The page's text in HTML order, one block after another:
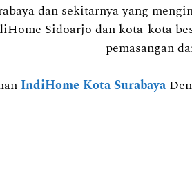
dan sekitarnya yang
Sidoarjo dan kota-kota
pemasangan
IndiHome Kota Surabaya